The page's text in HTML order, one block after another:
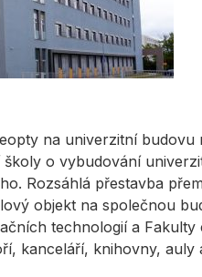
na univerzitní budovu
o vybudování
Rozsáhlá přestavba
objekt na společnou
technologií a Fakulty
kanceláří, knihovny, auly